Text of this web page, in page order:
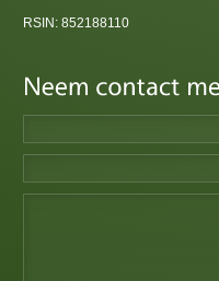
RSIN: 852188110